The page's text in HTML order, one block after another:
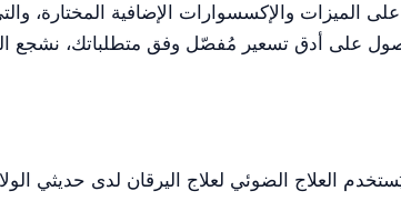
التفاوت يعتمد على الميزات والإكسسوارات الإضافية
العلاج الضوئي لعلاج اليرقان لدى حديثي